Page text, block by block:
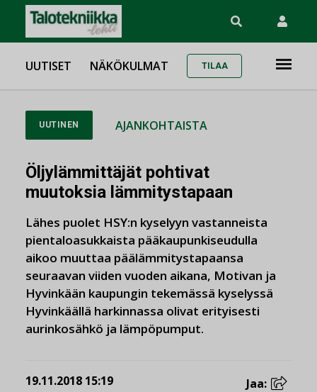
UUTISET NÄKÖKULMAT TILAA
UUTINEN AJANKOHTAISTA
Öljylämmittäjät pohtivat
muutoksia lämmitystapaan
Lähes puolet HSY:n kyselyyn vastanneista
pientaloasukkaista pääkaupunkiseudulla
aikoo muuttaa päälämmitystapaansa
seuraavan viiden vuoden aikana, Motivan ja
Hyvinkään kaupungin tekemässä kyselyssä
Hyvinkäällä harkinnassa olivat erityisesti
aurinkosähkö ja lämpöpumput.
19.11.2018 15:19 Jaa: